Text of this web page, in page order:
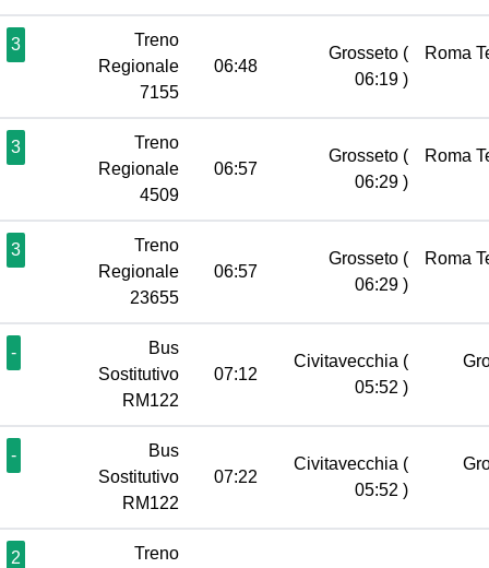
3
Treno
Regionale
7155
06:48
Grosseto (
06:19 )
Roma
3
Treno
Regionale
4509
06:57
Grosseto (
06:29 )
Roma
3
Treno
Regionale
23655
06:57
Grosseto (
06:29 )
Roma
-
Bus
Sostitutivo
RM122
07:12
Civitavecchia (
05:52 )
-
Bus
Sostitutivo
RM122
07:22
Civitavecchia (
05:52 )
2
Treno